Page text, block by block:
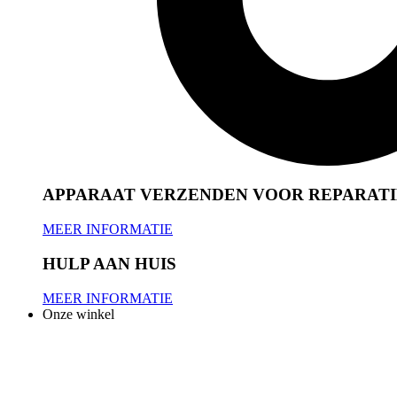
APPARAAT VERZENDEN VOOR
MEER INFORMATIE
HULP AAN HUIS
MEER INFORMATIE
Onze winkel